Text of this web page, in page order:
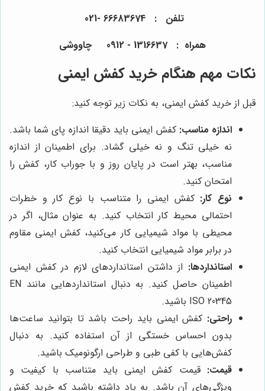
تلفن : 66683674 -021
همراه : 1316637 - 0912 چاووشی
نکات مهم هنگام خرید کفش ایمنی
قبل از خرید کفش ایمنی، به نکات زیر توجه کنید:
اندازه مناسب: کفش ایمنی باید دقیقا اندازه پای شما باشد.
نه خیلی تنگ و نه خیلی گشاد. برای اطمینان از اندازه
مناسب، بهتر است در پایان روز و با جوراب کار، کفش را
امتحان کنید.
نوع کار: کفش ایمنی را متناسب با نوع کار و خطرات
احتمالی محیط کار انتخاب کنید. به عنوان مثال، اگر در
محیطی با مواد شیمیایی کار می‌کنید، کفش ایمنی مقاوم
در برابر مواد شیمیایی انتخاب کنید.
استانداردها: از داشتن استانداردهای لازم در کفش ایمنی
اطمینان حاصل کنید. به دنبال استانداردهایی مانند EN
ISO 20345 باشید.
راحتی: کفش ایمنی باید راحت باشد تا بتوانید ساعت‌ها
بدون احساس خستگی از آن استفاده کنید. به دنبال
کفش‌هایی با کفی طبی و طراحی ارگونومیک باشید.
قیمت: قیمت کفش ایمنی باید متناسب با کیفیت و
ویژگی‌های آن باشد. به یاد داشته باشید که خرید کفش